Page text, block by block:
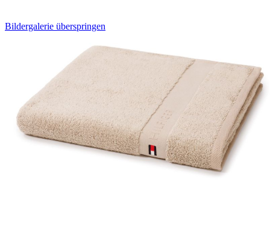
Bildergalerie überspringen